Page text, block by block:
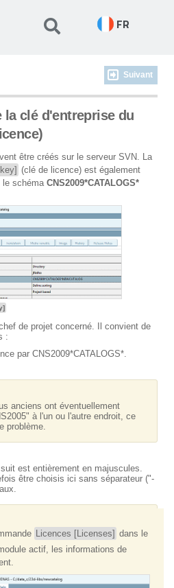
FR
Suivant
la clé d'entreprise du
être créés sur le serveur SVN. La
(clé de licence) est également
le schéma CNS2009*CATALOGS*
de projet concerné. Il convient de
:
par CNS2009*CATALOGS*.
anciens ont éventuellement
à l'un ou l'autre endroit, ce
problème.
est entièrement en majuscules.
être choisis ici sans séparateur ("-
Licences [Licenses] dans le
actif, les informations de